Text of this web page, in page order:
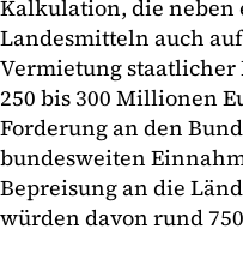
Kalkulation, die
Landesmitteln auch
Vermietung staatlicher
250 bis 300 Millionen
Forderung an den
bundesweiten
Bepreisung an die
würden davon rund